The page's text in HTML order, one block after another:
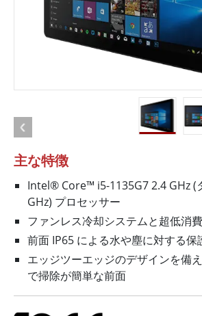
主な特徴
Intel® Core™ i5-1135G7 2.4 GHz (
GHz) プロセッサー
ファンレス冷却システムと超低消
前面 IP65 による水や塵に対する保
エッジツーエッジのデザインを備
で掃除が簡単な前面